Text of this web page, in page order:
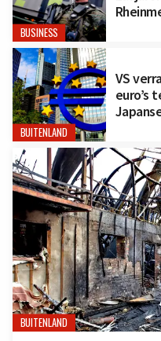
BUSINESS
BUITENLAND
VS
euro’s
BUITENLAND